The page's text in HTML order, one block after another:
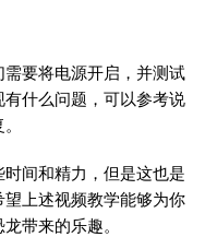
要将电源开启，并测试
什么问题，可以参考说
间和精力，但是这也是
上述视频教学能够为你
带来的乐趣。